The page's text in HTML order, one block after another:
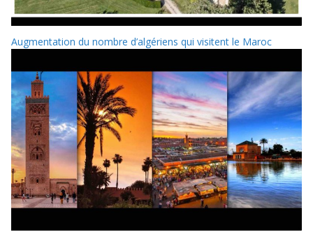
Augmentation du nombre d’algériens qui visitent le Maroc